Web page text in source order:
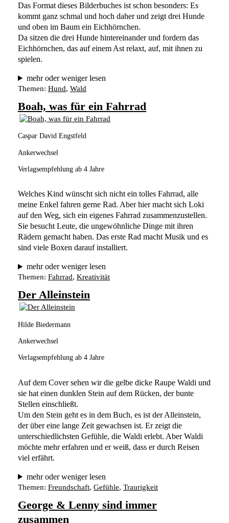
Das Format dieses Bilderbuches ist schon besonders: Es
kommt ganz schmal und hoch daher und zeigt drei Hunde
und oben im Baum ein Eichhörnchen.
Da sitzen die drei Hunde hintereinander und fordern das
Eichhörnchen, das auf einem Ast relaxt, auf, mit ihnen zu
spielen.
mehr oder weniger lesen
Themen: Hund, Wald
Boah, was für ein Fahrrad
Caspar David Engstfeld
Ankerwechsel
Verlagsempfehlung ab 4 Jahre
Welches Kind wünscht sich nicht ein tolles Fahrrad, alle
meine Enkel fahren gerne Rad. Aber hier macht sich Loki
auf den Weg, sich ein eigenes Fahrrad zusammenzustellen.
Sie besucht Leute, die ungewöhnliche Dinge mit ihren
Rädern gemacht haben. Das erste Rad macht Musik und es
sind viele Boxen darauf installiert.
mehr oder weniger lesen
Themen: Fahrrad, Kreativität
Der Alleinstein
Hilde Biedermann
Ankerwechsel
Verlagsempfehlung ab 4 Jahre
Auf dem Cover sehen wir die gelbe dicke Raupe Waldi und
sie hat einen dunklen Stein auf dem Rücken, der bunte
Stellen einschließt.
Um den Stein geht es in dem Buch, es ist der Alleinstein,
der über eine lange Zeit gewachsen ist. Er zeigt die
unterschiedlichsten Gefühle, die Waldi erlebt. Aber Waldi
möchte mehr erfahren und er weiß, dass er durch Reisen
viel erfährt.
mehr oder weniger lesen
Themen: Freundschaft, Gefühle, Traurigkeit
George & Lenny sind immer
zusammen